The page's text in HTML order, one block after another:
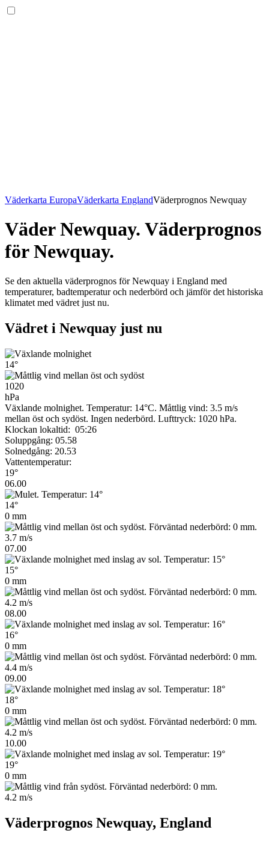
Väderkarta EuropaVäderkarta EnglandVäderprognos Newquay
Väder Newquay. Väderprognos
för Newquay.
Se den aktuella väderprognos för Newquay i England med
temperaturer, badtemperatur och nederbörd och jämför det historiska
klimatet med vädret just nu.
Vädret i Newquay just nu
14°
1020
hPa
Växlande molnighet. Temperatur: 14°C. Måttlig vind: 3.5 m/s
mellan öst och sydöst. Ingen nederbörd. Lufttryck: 1020 hPa.
Klockan lokaltid: 05:26
Soluppgång: 05.58
Solnedgång: 20.53
Vattentemperatur:
19°
06.00
14°
0 mm
3.7 m/s
07.00
15°
0 mm
4.2 m/s
08.00
16°
0 mm
4.4 m/s
09.00
18°
0 mm
4.2 m/s
10.00
19°
0 mm
4.2 m/s
Väderprognos Newquay, England